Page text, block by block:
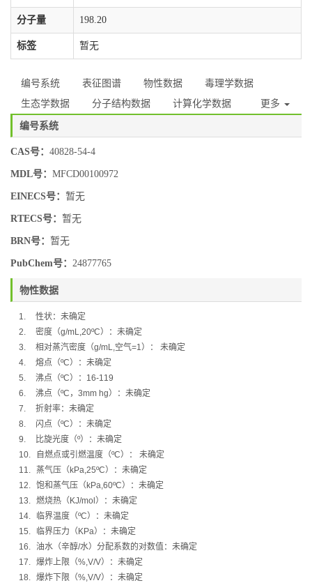
分子量 198.20
标签 暂无
编号系统 表征图谱 物性数据
毒理学数据
生态学数据
分子结构数据 计算化学数据 更多
编号系统
CAS号： 40828-54-4
MDL号： MFCD00100972
EINECS号： 暂无
RTECS号： 暂无
BRN号： 暂无
PubChem号： 24877765
物性数据
1.
性状：未确定
2.
密度（g/mL,20ºC）： 未确定
3.
相对蒸汽密度（g/mL,空气=1）：
未确定
4.
熔点（ºC）： 未确定
5.
沸点（ºC）： 16-119
6.
沸点（ºC ， 3mm hg）：未确定
7.
折射率：未确定
8.
闪点（ºC）： 未确定
9.
比旋光度（º）： 未确定
10.
自燃点或引燃温度（ºC）：
未确定
11.
蒸气压（ kPa,25ºC）： 未确定
12. 饱和蒸气压（ kPa,60ºC）： 未确定
13. 燃烧热（ KJ/mol ）： 未确定
14.
临界温度（ºC）：未确定
15.
临界压力（ KPa）：未确定
16. 油水（辛醇/水）分配系数的对数值：未确定
17. 爆炸上限（%,V/V）：未确定
18. 爆炸下限（%,V/V）：未确定